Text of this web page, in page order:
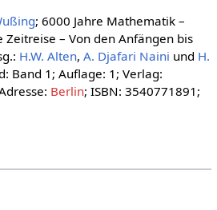
; 6000 Jahre Mathematik –
Zeitreise – Von den Anfängen bis
H.W. Alten, A. Djafari Naini und H.
Band 1; Auflage: 1; Verlag:
Berlin; ISBN: 3540771891;